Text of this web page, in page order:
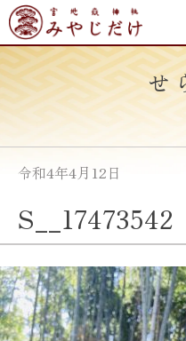
Skip
to
content
お知らせ
令和4年4月12日
S__17473542